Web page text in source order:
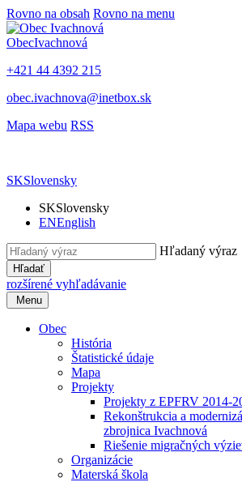
Rovno na obsah Rovno na menu
ObecIvachnová
+421 44 4392 215
obec.ivachnova@inetbox.sk
Mapa webu RSS
SKSlovensky
SKSlovensky
ENEnglish
Hľadaný výraz
Hľadať
rozšírené vyhľadávanie
Menu
Obec
História
Štatistické údaje
Mapa
Projekty
Projekty z EPFRV 2014-
Rekonštrukcia a
zbrojnica Ivachnová
Riešenie migračných
Organizácie
Materská škola